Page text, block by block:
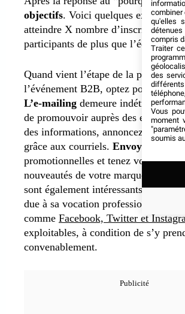
objectifs. Voici quelques exemples
atteindre X nombre d’inscriptions,
participants de plus que l’édition
Quand vient l’étape de la promotion
l’événement B2B, optez pour
L’e-mailing demeure indétrônable
de promouvoir auprès des
des informations, annoncez ce qui
grâce aux courriels. Envoyez des
promotionnelles et tenez vos cibles
nouveautés de votre marque. Les
sont également intéressants,
due à sa vocation professionnelle.
comme Facebook, Twitter et
exploitables, à condition de s’y
convenablement.
combiner
qu'elles
compris
Traiter
des
Vous
moment
soumis